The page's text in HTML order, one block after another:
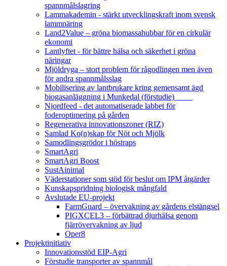
spannmålslagring
Lammakademin - stärkt utvecklingskraft inom svensk
lammnäring
Land2Value – gröna biomassahubbar för en cirkulär
ekonomi
Lantlyftet - för bättre hälsa och säkerhet i gröna
näringar
Mjöldryga – stort problem för rågodlingen men även
för andra spannmålsslag
Mobilisering av lantbrukare kring gemensamt ägd
biogasanläggning i Munkedal (förstudie)
Njordfeed - det automatiserade labbet för
foderoptimering på gården
Regenerativa innovationszoner (RIZ)
Samlad Ko(n)skap för Nöt och Mjölk
Samodlingsgrödor i höstraps
SmartAgri
SmartAgri Boost
SustAinimal
Väderstationer som stöd för beslut om IPM åtgärder
Kunskapspridning biologisk mångfald
Avslutade EU-projekt
FarmGuard – övervakning av gårdens elstängsel
PIGXCEL3 – förbättrad djurhälsa genom
fjärrövervakning av ljud
Oper8
Projektinitiativ
Innovationsstöd EIP-Agri
Förstudie transporter av spannmål